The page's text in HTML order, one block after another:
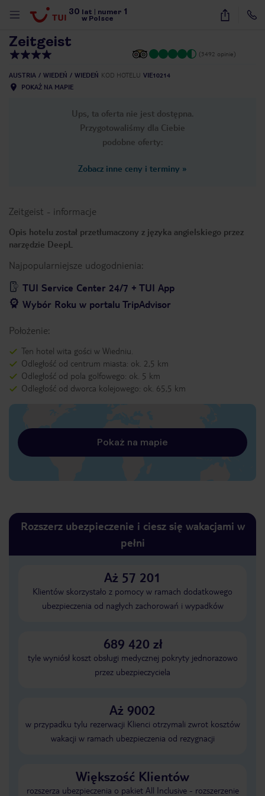
30 lat numer 1
w Polsce
24
Zeitgeist
(3492 opinie)
AUSTRIA WIEDEŃ WIEDEŃ KOD HOTELU VIE10214
POKAŻ NA MAPIE
Ups, ta oferta nie jest dostępna.
Przygotowaliśmy dla Ciebie
podobne oferty:
Zobacz inne ceny i terminy »
Zeitgeist - informacje
Opis hotelu został przetłumaczony z języka angielskiego przez
narzędzie DeepL
Najpopularniejsze udogodnienia:
TUI Service Center 24/7 + TUI App
Wybór Roku w portalu TripAdvisor
Położenie:
Ten hotel wita gości w Wiedniu.
Odległość od centrum miasta: ok. 2,5 km
Odległość od pola golfowego: ok. 5 km
Odległość od dworca kolejowego: ok. 65,5 km
Pokaż na mapie
Rozszerz ubezpieczenie i ciesz się wakacjami w
pełni
Aż 57 201
Klientów skorzystało z pomocy w ramach dodatkowego
ubezpieczenia od nagłych zachorowań i wypadków
689 420 zł
tyle wyniósł koszt obsługi medycznej pokryty jednorazowo
przez ubezpieczyciela
Aż 9002
w przypadku tylu rezerwacji Klienci otrzymali zwrot kosztów
wakacji w ramach ubezpieczenia od rezygnacji
Większość Klientów
rozszerza ubezpieczenia o pakiet All Inclusive - rozszerzenie